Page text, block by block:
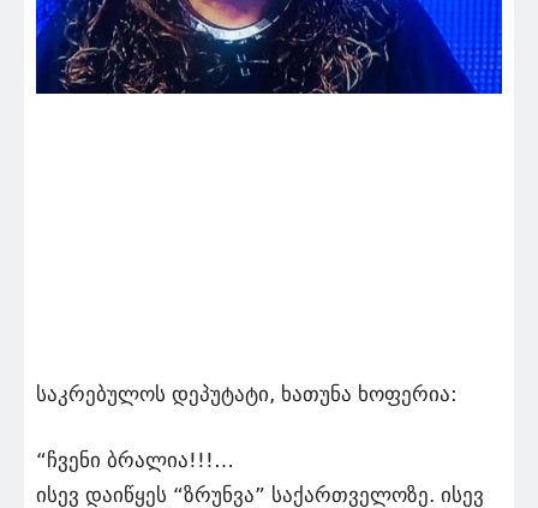
საკრებულოს დეპუტატი, ხათუნა ხოფერია:
“ჩვენი ბრალია!!!…
ისევ დაიწყეს “ზრუნვა” საქართველოზე. ისევ